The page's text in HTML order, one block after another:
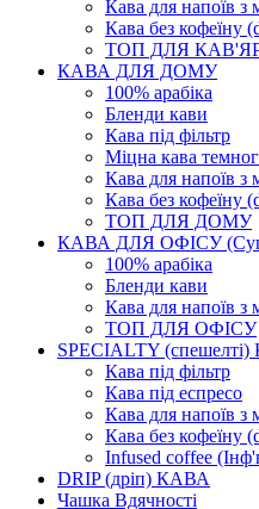
Кава для напоїв з
Кава без кофеїну
ТОП ДЛЯ
КАВА ДЛЯ ДОМУ
100% арабіка
Бленди кави
Кава під фільтр
Міцна кава
Кава для напоїв з
Кава без кофеїну
ТОП ДЛЯ ДОМУ
КАВА ДЛЯ ОФІСУ
100% арабіка
Бленди кави
Кава для напоїв з
ТОП ДЛЯ ОФІСУ
SPECIALTY
Кава під фільтр
Кава під еспресо
Кава для напоїв з
Кава без кофеїну
Infused coffee
DRIP (дріп) КАВА
Чашка Вдячності